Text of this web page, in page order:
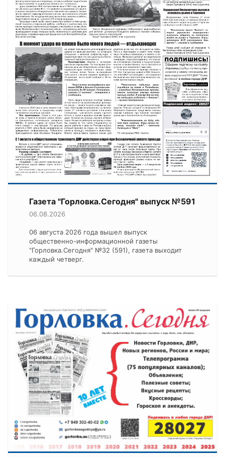
Газета "Горловка.Сегодня" выпуск №591
06.08.2026
06 августа 2026 года вышел выпуск
общественно-информационной газеты
"Горловка.Сегодня" №32 (591), газета выходит
каждый четверг.